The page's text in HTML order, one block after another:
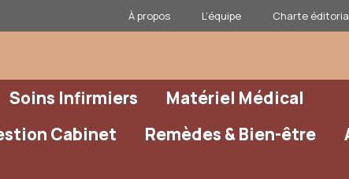
À propos L’équipe Charte
Soins Infirmiers
Matériel Médical
Cabinet Remèdes & Bien-être